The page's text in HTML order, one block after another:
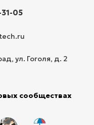
05
ул. Гоголя, д. 2
сообществах